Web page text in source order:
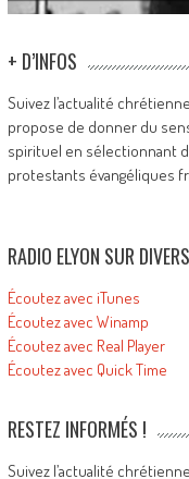
+ D’INFOS
Suivez l’actualité
propose de donner du
spirituel en sélectionnant
protestants évangéliques
RADIO ELYON SUR
Écoutez avec iTunes
Écoutez avec Winamp
Écoutez avec Real Player
Écoutez avec Quick Time
RESTEZ INFORMÉS !
Suivez l’actualité